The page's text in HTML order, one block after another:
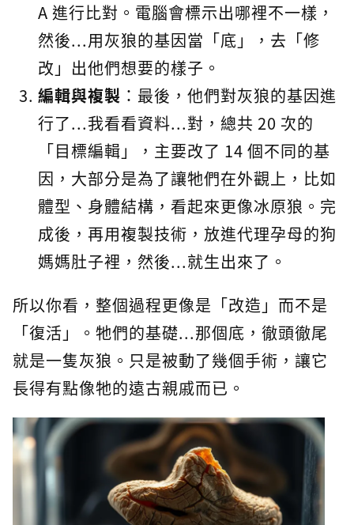
A 進行比對。電腦會標示出哪裡不一樣，
然後...用灰狼的基因當「底」，去「修
改」出他們想要的樣子。
編輯與複製 ：最後，他們對灰狼的基因進
行了...我看看資料...對，總共 20 次的
「目標編輯」，主要改了 14 個不同的基
因，大部分是為了讓牠們在外觀上，比如
體型、身體結構，看起來更像冰原狼。完
成後，再用複製技術，放進代理孕母的狗
媽媽肚子裡，然後...就生出來了。
所以你看，整個過程更像是「改造」而不是
「復活」。牠們的基礎...那個底，徹頭徹尾
就是一隻灰狼。只是被動了幾個手術，讓它
長得有點像牠的遠古親戚而已。